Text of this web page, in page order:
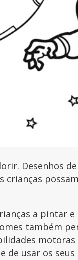
Desenhos
crianças
a pintar
também
de usar os